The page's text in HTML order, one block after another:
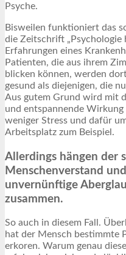
Psyche.
Bisweilen funktioniert das
die Zeitschrift „Psychologie
Erfahrungen eines
Patienten, die aus ihrem
blicken können, werden
gesund als diejenigen, die
Aus gutem Grund wird mit
und entspannende
weniger Stress und dafür
Arbeitsplatz zum Beispiel.
Allerdings hängen der
Menschenverstand
unvernünftige
zusammen.
So auch in diesem Fall.
hat der Mensch bestimmte
erkoren. Warum genau